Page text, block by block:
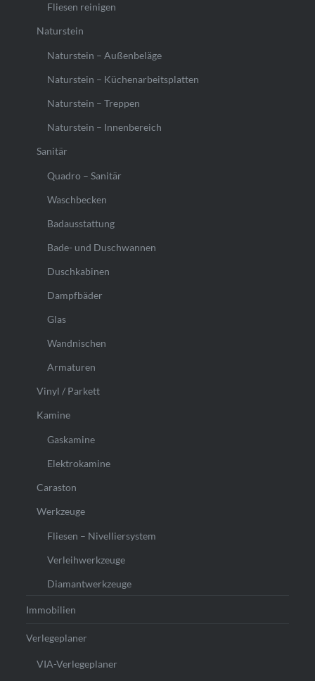
Fliesen reinigen
Naturstein
Naturstein – Außenbeläge
Naturstein – Küchenarbeitsplatten
Naturstein – Treppen
Naturstein – Innenbereich
Sanitär
Quadro – Sanitär
Waschbecken
Badausstattung
Bade- und Duschwannen
Duschkabinen
Dampfbäder
Glas
Wandnischen
Armaturen
Vinyl / Parkett
Kamine
Gaskamine
Elektrokamine
Caraston
Werkzeuge
Fliesen – Nivelliersystem
Verleihwerkzeuge
Diamantwerkzeuge
Immobilien
Verlegeplaner
VIA-Verlegeplaner